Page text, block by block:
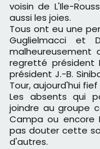
voisin de L'Ile-
aussi les joies.
Tous ont eu une
Guglielmacci et
malheureusement
regretté président
président J.-B.
Tour, aujourd'hui
Les absents qui
joindre au groupe
Campa ou encore
pas douter cette
d'autres.